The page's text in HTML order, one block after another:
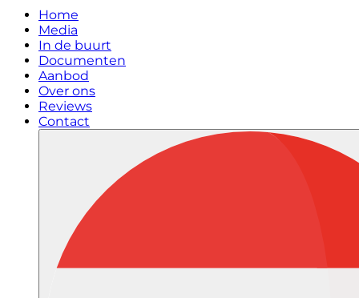
Home
Media
In de buurt
Documenten
Aanbod
Over ons
Reviews
Contact